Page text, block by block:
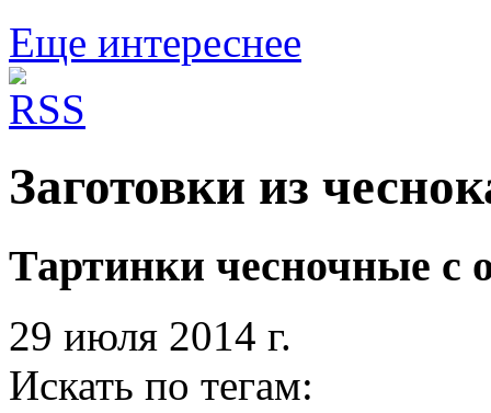
Еще интереснее
Заготовки из
Тартинки чесночные с
29 июля 2014 г.
Искать по тегам: